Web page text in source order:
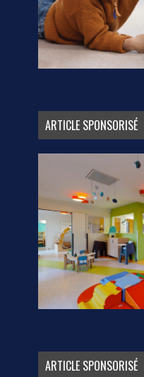
ARTICLE SPONSORISÉ
ARTICLE SPONSORISÉ